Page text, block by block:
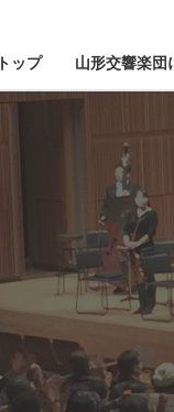
トップ 山形交響楽団
山響が目指
指揮者・楽
山響アマデ
山響の教育
動画で見
団体情